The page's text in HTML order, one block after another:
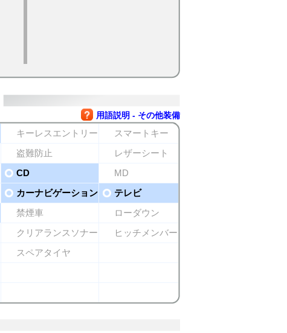
用語説明 - その他装備
キーレスエントリー
スマートキー
盗難防止
レザーシート
CD
MD
カーナビゲーション
テレビ
禁煙車
ローダウン
クリアランスソナー
ヒッチメンバー
スペアタイヤ